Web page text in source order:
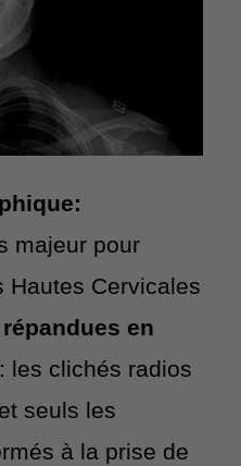
majeur pour
Hautes Cervicales
en
les clichés radios
seuls les
à la prise de